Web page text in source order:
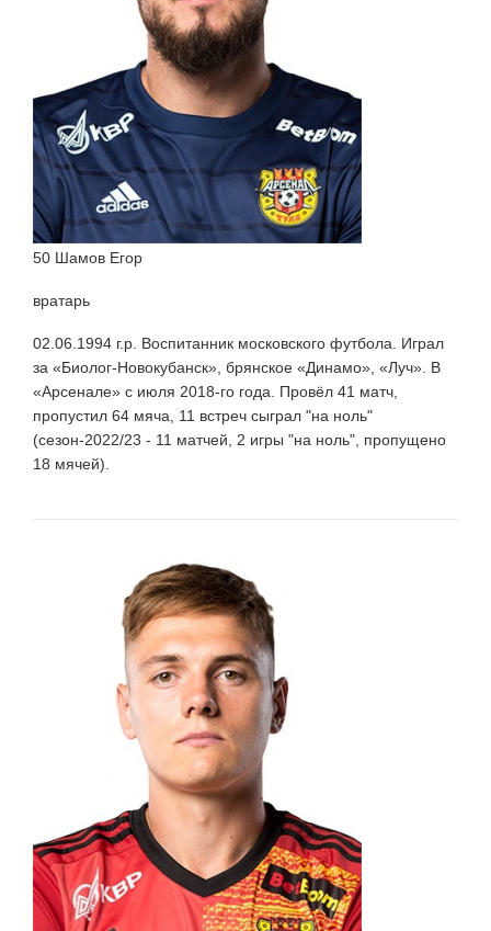
50 Шамов Егор
вратарь
02.06.1994 г.р. Воспитанник московского футбола. Играл
за «Биолог-Новокубанск», брянское «Динамо», «Луч». В
«Арсенале» с июля 2018-го года. Провёл 41 матч,
пропустил 64 мяча, 11 встреч сыграл "на ноль"
(сезон-2022/23 - 11 матчей, 2 игры "на ноль", пропущено
18 мячей).